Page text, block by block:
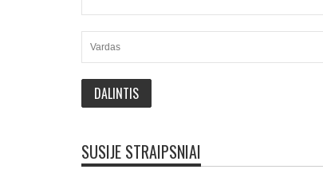
SUSIJE STRAIPSNIAI